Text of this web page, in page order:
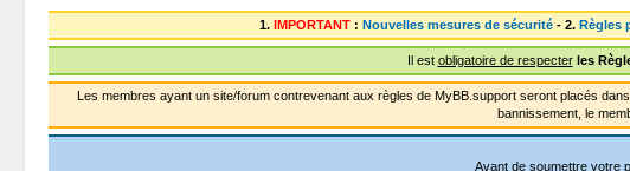
1. IMPORTANT : Nouvelles mesures de sécurité - 2. Règles
Il est obligatoire de respecter les
Les membres ayant un site/forum contrevenant aux règles de MyBB.support seront placés
bannissement, le
Avant de soumettre votre